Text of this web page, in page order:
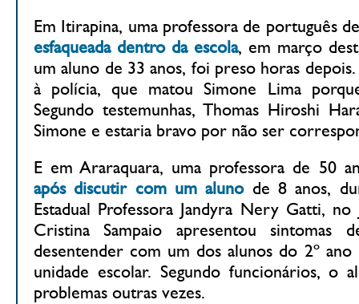
Em Itirapina, uma professora de português
esfaqueada dentro da escola, em março
um aluno de 33 anos, foi preso horas
à polícia, que matou Simone Lima
Segundo testemunhas, Thomas Hiroshi
Simone e estaria bravo por não ser
E em Araraquara, uma professora de 50
após discutir com um alunode 8 anos,
Estadual Professora Jandyra Nery Gatti,
Cristina Sampaio apresentou
desentender com um dos alunos do 2º
unidade escolar. Segundo funcionários, o
problemas outras vezes.